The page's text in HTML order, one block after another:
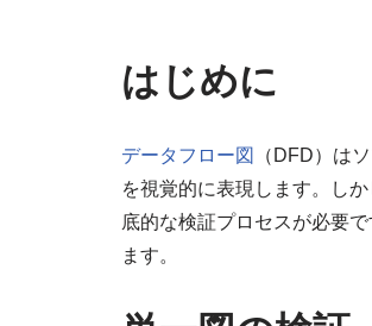
はじめに
データフロー図
（DFD）は
を視覚的に表現します。し
底的な検証プロセスが必要
ます。